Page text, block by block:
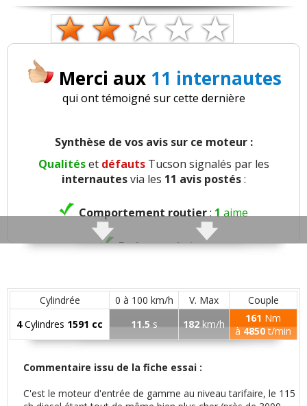
Merci aux 11 internautes
qui ont témoigné sur cette dernière
Synthèse de vos avis sur ce moteur :
Qualitéset défautsTucson signalés par les
internautesvia les 11 avis postés:
Comportement routier:1aime
Freinage:1aime
Poids:2aiment
Confort global:6aiment
Cylindrée 0 à 100 km/h V. Max
Couple
4Cylindres 1591 cc 11.5 s 182 km/h 161 Nm
à4850t/min
Commentaire issu de la fiche essai :
C'est le moteur d'entrée de gamme au niveau tarifaire, le 115